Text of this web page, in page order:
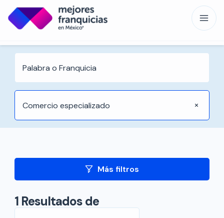
Comercio especializado
Más filtros
1 Resultados de